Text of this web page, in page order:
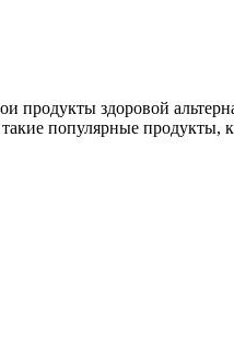
здоровой
популярные продукты,